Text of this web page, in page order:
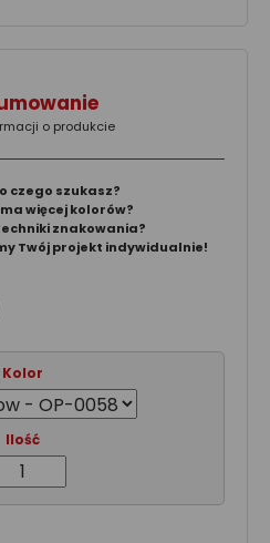
o produkcie
czego szukasz?
więcej kolorów?
znakowania?
Twój projekt indywidualnie!
Kolor
Ilość